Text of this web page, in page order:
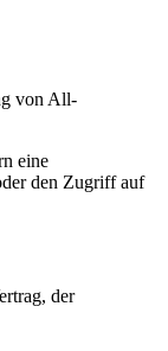
von All-
eine
den Zugriff auf
der